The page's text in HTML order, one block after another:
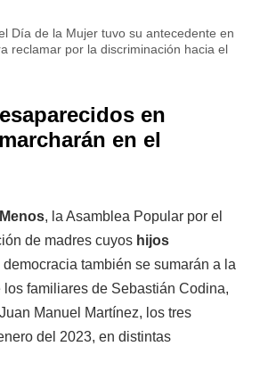
Día de la Mujer tuvo su antecedente en
reclamar por la discriminación hacia el
en
en el
, la Asamblea Popular por el
de madres cuyos hijos
democracia también se sumarán a la
los familiares de Sebastián Codina,
Manuel Martínez, los tres
del 2023, en distintas